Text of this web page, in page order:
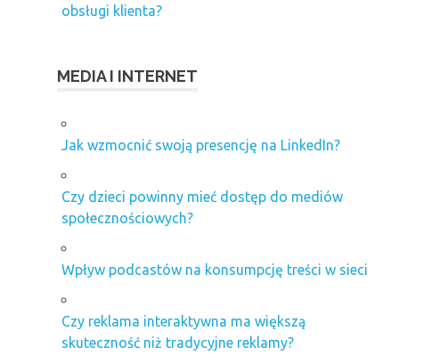
obsługi klienta?
MEDIA I INTERNET
Jak wzmocnić swoją presencję na LinkedIn?
Czy dzieci powinny mieć dostęp do mediów
społecznościowych?
Wpływ podcastów na konsumpcję treści w sieci
Czy reklama interaktywna ma większą
skuteczność niż tradycyjne reklamy?